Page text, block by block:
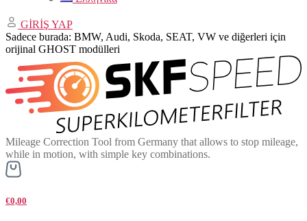
GİRİŞ YAP
Sadece burada: BMW, Audi, Skoda, SEAT, VW ve diğerleri için
orijinal GHOST modülleri
Mileage Correction Tool from Germany that allows to stop mileage,
while in motion, with simple key combinations.
€0,00